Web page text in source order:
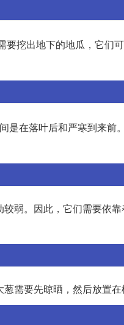
要挖出地下的地瓜，它们
是在落叶后和严寒到来前
弱。因此，它们需要依
需要先晾晒，然后放置在